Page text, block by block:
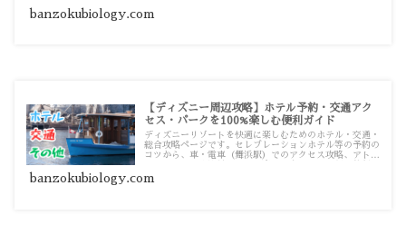
まで、パークに行く前も行った後も楽しめる充実の記事一
banzokubiology.com
【ディズニー周辺攻略】ホテル予約・交通アク
セス・パークを100%楽しむ便利ガイド
ディズニーリゾートを快適に楽しむためのホテル・交通・
総合攻略ページです。セレブレーションホテル等の予約の
コツから、車・電車（舞浜駅）でのアクセス攻略、アトラ
計画に役立つお役立ち記事一覧です。
banzokubiology.com